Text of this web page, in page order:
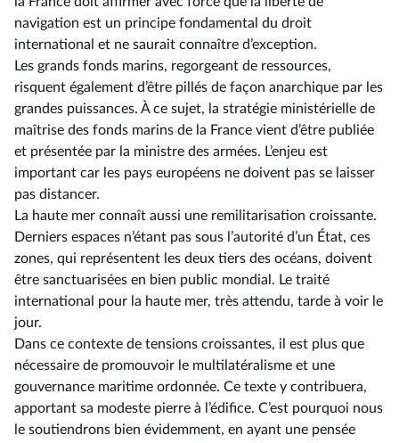
navigation est un principe fondamental du droit
international et ne saurait connaître d’exception.
Les grands fonds marins, regorgeant de ressources,
risquent également d’être pillés de façon anarchique par les
grandes puissances. À ce sujet, la stratégie ministérielle de
maîtrise des fonds marins de la France vient d’être publiée
et présentée par la ministre des armées. L’enjeu est
important car les pays européens ne doivent pas se laisser
pas distancer.
La haute mer connaît aussi une remilitarisation croissante.
Derniers espaces n’étant pas sous l’autorité d’un État, ces
zones, qui représentent les deux tiers des océans, doivent
être sanctuarisées en bien public mondial. Le traité
international pour la haute mer, très attendu, tarde à voir le
jour.
Dans ce contexte de tensions croissantes, il est plus que
nécessaire de promouvoir le multilatéralisme et une
gouvernance maritime ordonnée. Ce texte y contribuera,
apportant sa modeste pierre à l’édifice. C’est pourquoi nous
le soutiendrons bien évidemment, en ayant une pensée